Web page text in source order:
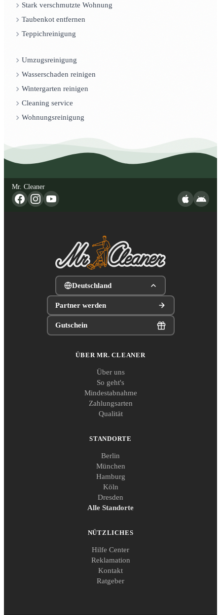
Stark verschmutzte Wohnung
Taubenkot entfernen
Teppichreinigung
Umzugsreinigung
Wasserschaden reinigen
Wintergarten reinigen
Cleaning service
Wohnungsreinigung
Mr. Cleaner
Deutschland
Partner werden
Gutschein
ÜBER MR. CLEANER
Über uns
So geht's
Mindestabnahme
Zahlungsarten
Qualität
STANDORTE
Berlin
München
Hamburg
Köln
Dresden
Alle Standorte
NÜTZLICHES
Hilfe Center
Reklamation
Kontakt
Ratgeber